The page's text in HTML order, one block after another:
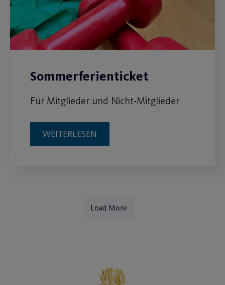
Sommerferienticket
Für Mitglieder und Nicht-Mitglieder
WEITERLESEN
Load More